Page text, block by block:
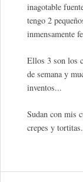
inagotable
tengo 2
inmensamente
Ellos 3 son los
de semana y
inventos...
Sudan con mis
crepes y